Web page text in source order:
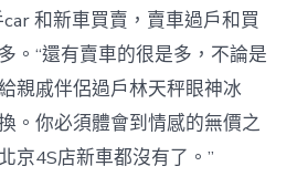
和新車買賣，賣車過戶和買
。“還有賣車的很是多，不論是
親戚伴侶過戶林天秤眼神冰
。你必須體會到情感的無價之
京4S店新車都沒有了。”